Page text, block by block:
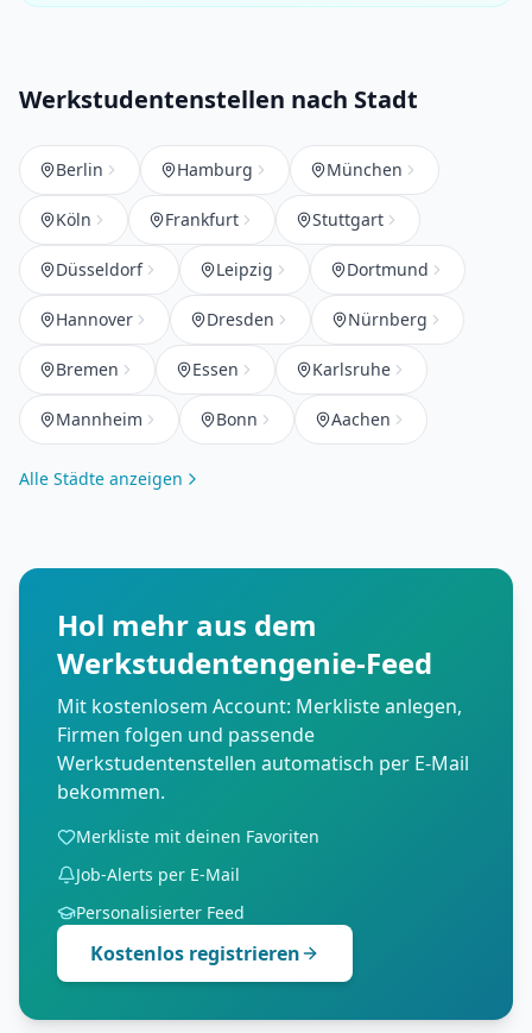
Werkstudentenstellen nach Stadt
Berlin Hamburg München
Köln Frankfurt Stuttgart
Düsseldorf Leipzig Dortmund
Hannover Dresden Nürnberg
Bremen Essen Karlsruhe
Mannheim Bonn Aachen
Alle Städte anzeigen
Hol mehr aus dem
Werkstudentengenie-Feed
Mit kostenlosem Account: Merkliste anlegen,
Firmen folgen und passende
Werkstudentenstellen automatisch per E-Mail
bekommen.
Merkliste mit deinen Favoriten
Job-Alerts per E-Mail
Personalisierter Feed
Kostenlos registrieren